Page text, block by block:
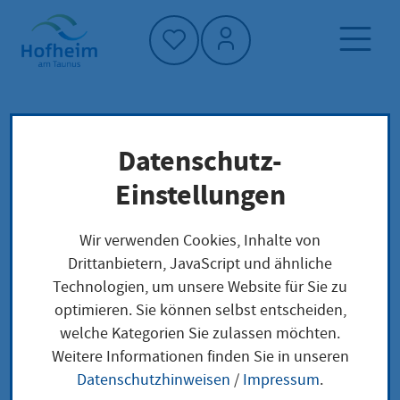
Startseite"
Dienstleistung-Finder
Lokale Anliegen
Gesellschaft mit beschränkter Haftung (GmbH)
anmelden
Gesellschaft mit
beschränkter Haftung
Datenschutz-
Einstellungen
Wir verwenden Cookies, Inhalte von
Drittanbietern, JavaScript und ähnliche
Technologien, um unsere Website für Sie zu
optimieren. Sie können selbst entscheiden,
welche Kategorien Sie zulassen möchten.
Weitere Informationen finden Sie in unseren
Datenschutzhinweisen / Impressum.